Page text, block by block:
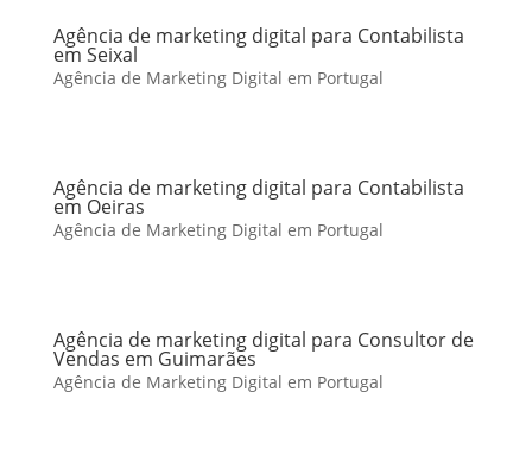
Agência de marketing digital para Contabilista
em Seixal
Agência de Marketing Digital em Portugal
Agência de marketing digital para Contabilista
em Oeiras
Agência de Marketing Digital em Portugal
Agência de marketing digital para Consultor de
Vendas em Guimarães
Agência de Marketing Digital em Portugal